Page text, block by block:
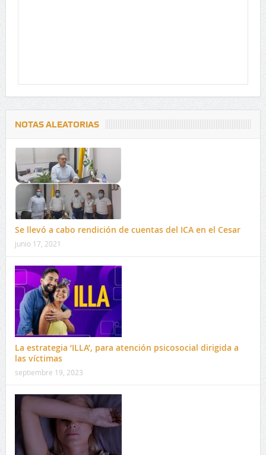
NOTAS ALEATORIAS
Se llevó a cabo rendición de cuentas del ICA en el Cesar
junio 17, 2021
La estrategia ‘ILLA’, para atención psicosocial dirigida a
las víctimas
septiembre 19, 2023